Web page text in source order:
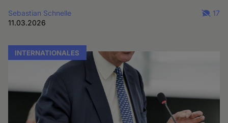
Sebastian Schnelle
11.03.2026
17
INTERNATIONALES